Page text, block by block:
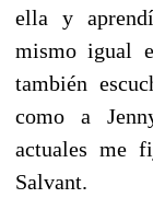
ella y
mismo igual
también
como a
actuales me
Salvant.